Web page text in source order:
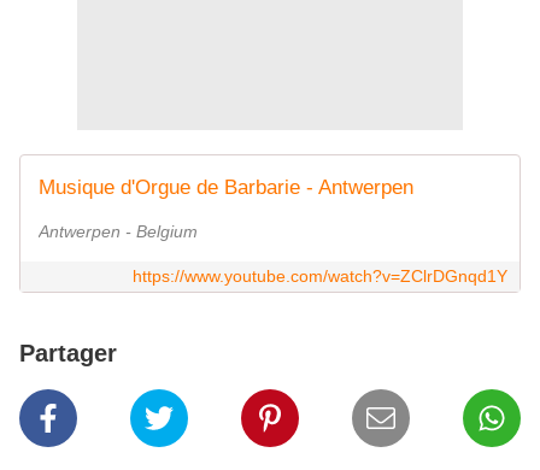
Musique d'Orgue de Barbarie - Antwerpen
Antwerpen - Belgium
https://www.youtube.com/watch?v=ZClrDGnqd1Y
Partager